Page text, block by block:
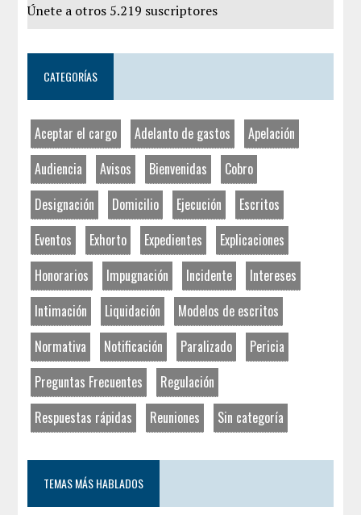
Únete a otros 5.219 suscriptores
CATEGORÍAS
Aceptar el cargo Adelanto de gastos
Apelación
Audiencia
Avisos Bienvenidas
Cobro
Designación
Domicilio Ejecución
Escritos
Eventos
Exhorto Expedientes
Explicaciones
Honorarios
Impugnación Incidente
Intereses
Intimación
Liquidación
Modelos de escritos
Normativa
Notificación Paralizado
Pericia
Preguntas Frecuentes
Regulación
Respuestas rápidas
Reuniones Sin categoría
TEMAS MÁS HABLADOS